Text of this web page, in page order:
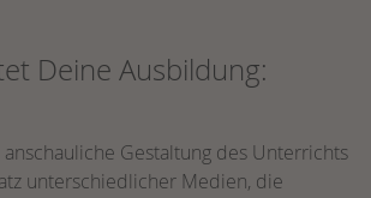
Deine Ausbildung:
anschauliche Gestaltung des Unterrichts
unterschiedlicher Medien, die